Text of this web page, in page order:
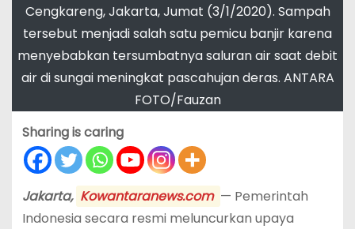
Cengkareng, Jakarta, Jumat (3/1/2020). Sampah
tersebut menjadi salah satu pemicu banjir karena
menyebabkan tersumbatnya saluran air saat debit
air di sungai meningkat pascahujan deras. ANTARA
FOTO/Fauzan
Sharing is caring
Jakarta, Kowantaranews.com — Pemerintah
Indonesia secara resmi meluncurkan upaya